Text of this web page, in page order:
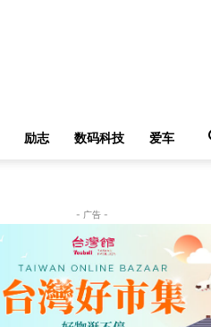
励志 数码科技 爱车
- 广告 -